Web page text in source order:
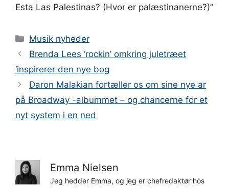
Esta Las Palestinas? (Hvor er palæstinanerne?)”
Kategorier
Musik nyheder
Brenda Lees ‘rockin’ omkring juletræet
‘inspirerer den nye bog
Daron Malakian fortæller os om sine nye ar
på Broadway -albummet – og chancerne for et
nyt system i en ned
Emma Nielsen
Jeg hedder Emma, og jeg er chefredaktør hos